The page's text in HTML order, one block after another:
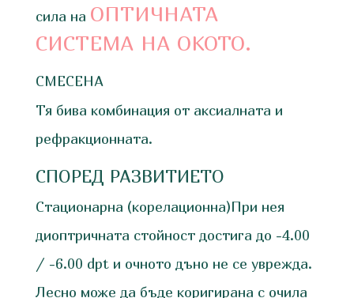
сила на ОПТИЧНАТА
СИСТЕМА НА ОКОТО.
СМЕСЕНА
Тя бива комбинация от аксиалната и
рефракционната.
СПОРЕД РАЗВИТИЕТО
Стационарна (корелационна)При нея
диоптричната стойност достига до -4.00
/ -6.00 dpt и очното дъно не се уврежда.
Лесно може да бъде коригирана с очила